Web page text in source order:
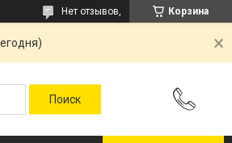
Корзина
Нет отзывов,